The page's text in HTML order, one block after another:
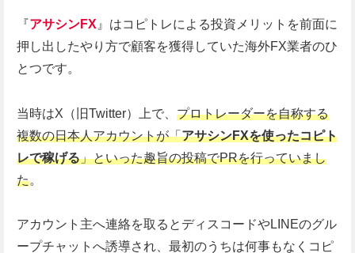
『アサシンFX 』はコピトレによる投資メリットを前面に
押し出したやり方で顧客を獲得していた海外FX業者のひ
とつです。
当時はX（旧Twitter）上で、 プロトレーダーを自称する
複数の日本人アカウントが「アサシンFXを使ったコピト
レで稼げる」といった趣旨の投稿でPRを行っていまし
た。
アカウント主へ連絡を取るとディスコードやLINEのグル
ープチャットへ誘導され、最初のうちは何事もなくコピ